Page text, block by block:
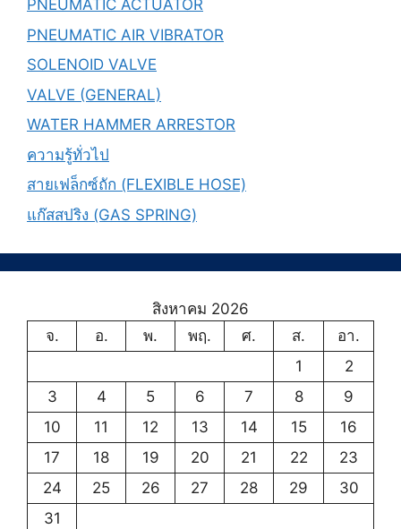
PNEUMATIC ACTUATOR
PNEUMATIC AIR VIBRATOR
SOLENOID VALVE
VALVE (GENERAL)
WATER HAMMER ARRESTOR
ความรู้ทั่วไป
สายเฟล็กซ์ถัก (FLEXIBLE HOSE)
แก๊สสปริง (GAS SPRING)
สิงหาคม 2026
จ.
อ. พ. พฤ. ศ. ส.
อา.
1
2
3
4 5 6 7 8
9
10
11 12 13 14 15
16
17
18 19 20 21 22
23
24
25 26 27 28 29
30
31